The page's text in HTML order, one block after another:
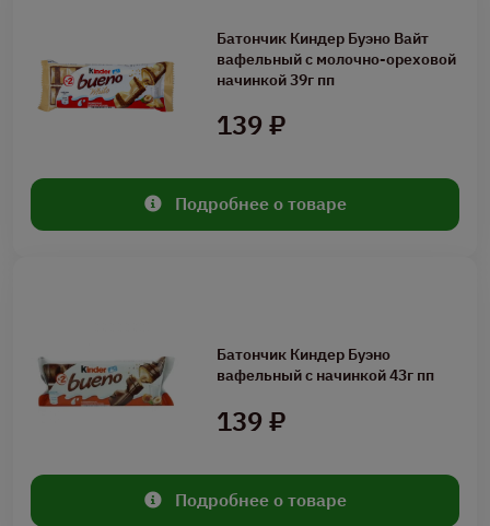
Батончик Киндер Буэно Вайт
вафельный с молочно-ореховой
начинкой 39г пп
139 ₽
Подробнее о товаре
Батончик Киндер Буэно
вафельный с начинкой 43г пп
139 ₽
Подробнее о товаре